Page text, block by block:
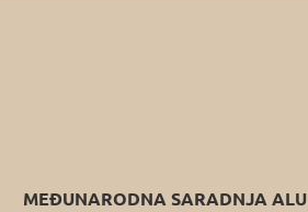
MEĐUNARODNA SARADNJA ALU